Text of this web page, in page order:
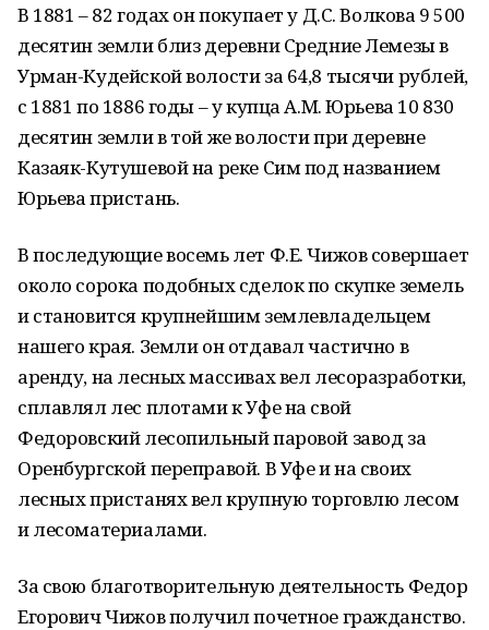
В 1881 – 82 годах он покупает у Д.С. Волкова 9 500
десятин земли близ деревни Средние Лемезы в
Урман-Кудейской волости за 64,8 тысячи рублей,
с 1881 по 1886 годы – у купца А.М. Юрьева 10 830
десятин земли в той же волости при деревне
Казаяк-Кутушевой на реке Сим под названием
Юрьева пристань.
В последующие восемь лет Ф.Е. Чижов совершает
около сорока подобных сделок по скупке земель
и становится крупнейшим землевладельцем
нашего края. Земли он отдавал частично в
аренду, на лесных массивах вел лесоразработки,
сплавлял лес плотами к Уфе на свой
Федоровский лесопильный паровой завод за
Оренбургской переправой. В Уфе и на своих
лесных пристанях вел крупную торговлю лесом
и лесоматериалами.
За свою благотворительную деятельность Федор
Егорович Чижов получил почетное гражданство.